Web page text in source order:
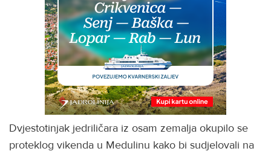
Dvjestotinjak jedriličara iz osam zemalja okupilo se
proteklog vikenda u Medulinu kako bi sudjelovali na